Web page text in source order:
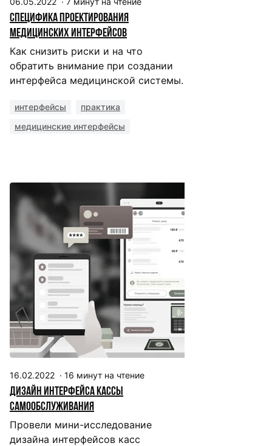
Специфика проектирования
медицинских интерфейсов
Как снизить риски и на что
обратить внимание при создании
интерфейса медицинской системы.
интерфейсы
практика
медицинские интерфейсы
16.02.2022 · 16 минут на чтение
Дизайн интерфейса кассы
самообслуживания
Провели мини-исследование
дизайна интерфейсов касс